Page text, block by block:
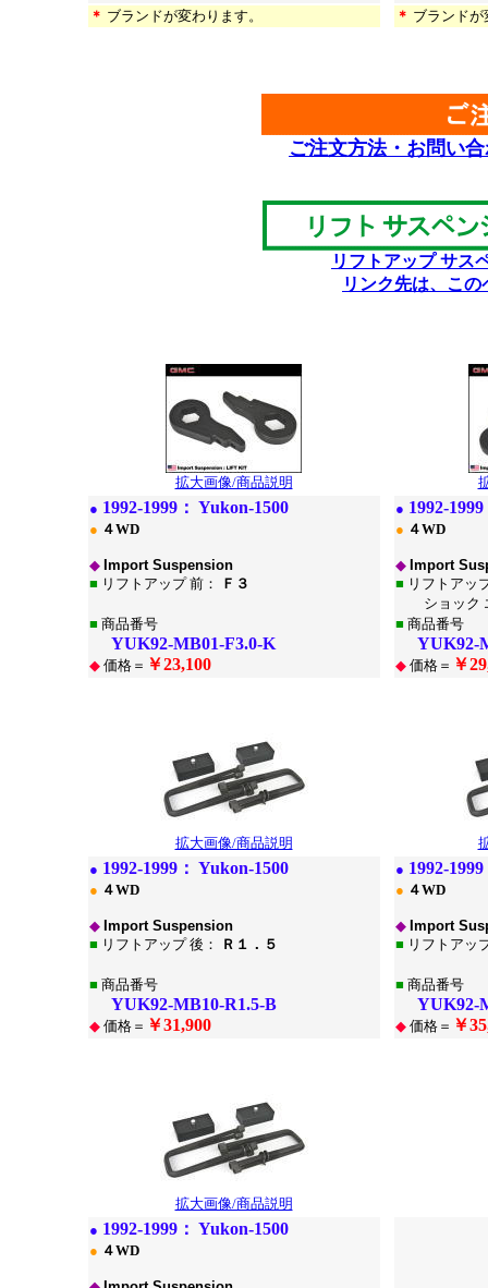
＊ ブランドが変わります。 ＊ ブランドが
ご注文方法・お問い
リフトアップ サス
リンク先は、こ
拡大画像/商品説明
● 1992-1999： Yukon-1500
● ４WD
◆ Import Suspension
■ リフトアップ 前： Ｆ３
■ 商品番号
YUK92-MB01-F3.0-K
◆価格＝ ￥23,100
● 1992-1999
● ４WD
◆ Import
■ リフトアッ
ショック
■ 商品番号
YUK92-
◆価格＝ ￥
拡大画像/商品説明
● 1992-1999： Yukon-1500
● ４WD
◆ Import Suspension
■ リフトアップ 後： Ｒ１．５
■ 商品番号
YUK92-MB10-R1.5-B
◆価格＝ ￥31,900
● 1992-1999
● ４WD
◆ Import
■ リフトアッ
■ 商品番号
YUK92-
◆価格＝ ￥
拡大画像/商品説明
● 1992-1999： Yukon-1500
● ４WD